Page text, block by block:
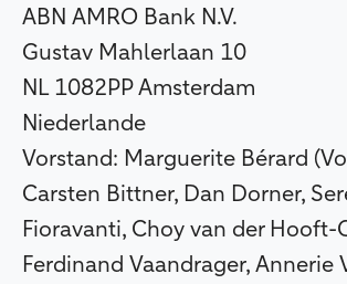
ABN AMRO Bank N.V.
Gustav Mahlerlaan 10
NL 1082PP Amsterdam
Niederlande
Vorstand: Marguerite Bérard
Carsten Bittner, Dan Dorner,
Fioravanti, Choy van der Hooft-
Ferdinand Vaandrager, Annerie